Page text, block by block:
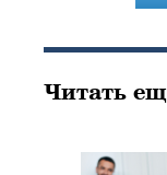
Читать